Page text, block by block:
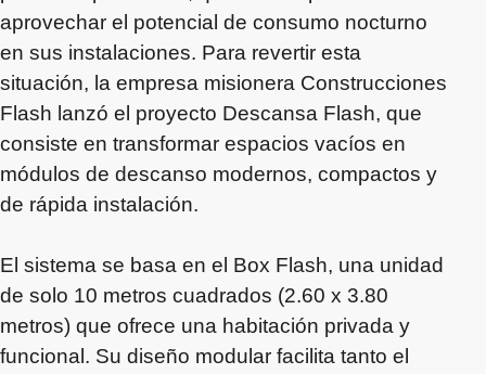
aprovechar el potencial de consumo nocturno
en sus instalaciones. Para revertir esta
situación, la empresa misionera Construcciones
Flash lanzó el proyecto Descansa Flash, que
consiste en transformar espacios vacíos en
módulos de descanso modernos, compactos y
de rápida instalación.
El sistema se basa en el Box Flash, una unidad
de solo 10 metros cuadrados (2.60 x 3.80
metros) que ofrece una habitación privada y
funcional. Su diseño modular facilita tanto el